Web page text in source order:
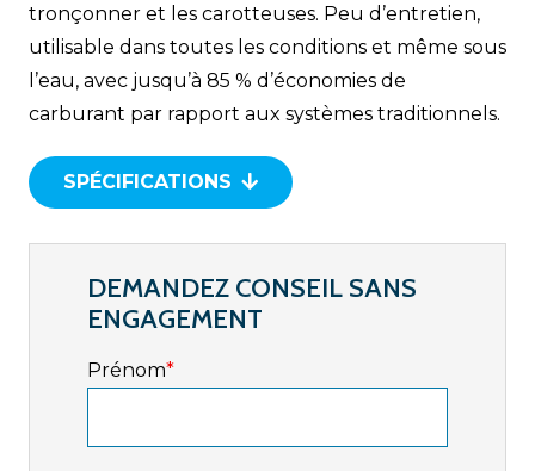
tronçonner et les carotteuses. Peu d’entretien,
utilisable dans toutes les conditions et même sous
l’eau, avec jusqu’à 85 % d’économies de
carburant par rapport aux systèmes traditionnels.
SPÉCIFICATIONS
DEMANDEZ CONSEIL SANS
ENGAGEMENT
Prénom*